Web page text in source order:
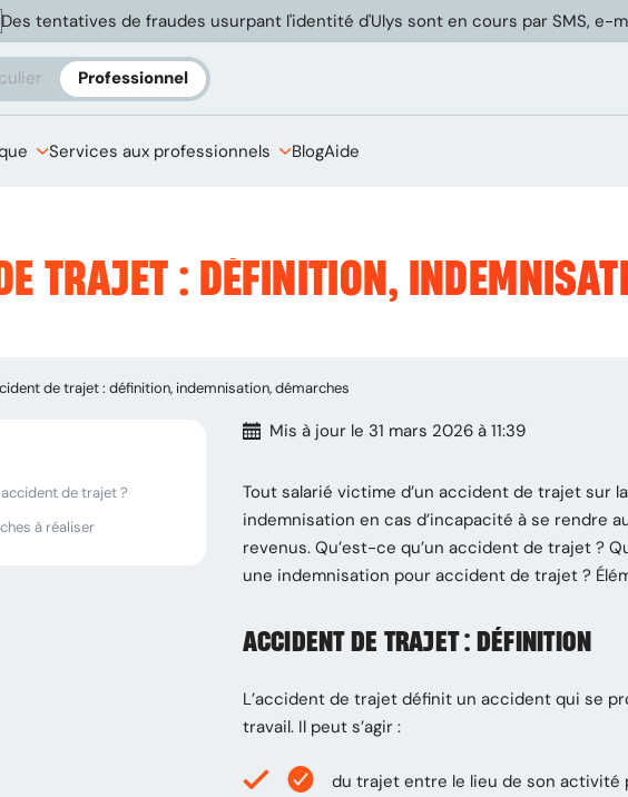
Des tentatives de fraudes usurpant l'identité d'Ulys sont en cours par SMS, e-
Professionnel
Services aux professionnels BlogAide
TRAJET : DÉFINITION,
de trajet : définition, indemnisation, démarches
de trajet ?
à réaliser
Mis à jour le 31 mars 2026 à 11:39
Tout salarié victime d’un accident de trajet sur
indemnisation en cas d’incapacité à se rendre
revenus. Qu’est-ce qu’un accident de trajet ?
une indemnisation pour accident de trajet ?
ACCIDENT DE TRAJET : DÉFINITION
L’accident de trajet définit un accident qui se
travail. Il peut s’agir :
du trajet entre le lieu de son activité